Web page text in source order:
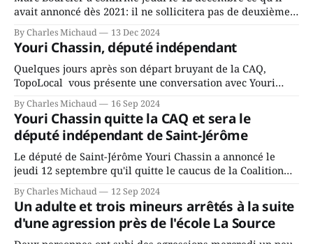
avait annoncé dès 2021: il ne sollicitera pas de deuxième
fait l’annonce en s’adressant aux employés de la ville,
rassemblés en soirée pour leur traditionnel souper
By Charles Michaud 13 Dec 2024
Youri Chassin, député indépendant
Quelques jours après son départ bruyant de la CAQ,
TopoLocal vous présente une conversation avec Youri
depuis longtemps? Sera-t-il candidat indépendant dans 2
ans? Joindrait-il un autre parti, par exemple les
conservateurs d’Éric Duhaime? Que lui
By Charles Michaud 16 Sep 2024
Youri Chassin quitte la CAQ et sera le
député indépendant de Saint-Jérôme
Le député de Saint-Jérôme Youri Chassin a annoncé le
jeudi 12 septembre qu'il quitte le caucus de la Coalition
gouvernement de la CAQ, surtout de son incapacité, qu'il
juge chronique, à offrir des
By Charles Michaud 12 Sep 2024
Un adulte et trois mineurs arrêtés à la suite
d'une agression près de l'école La Source